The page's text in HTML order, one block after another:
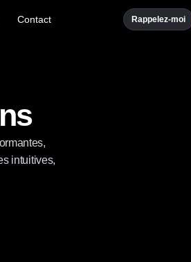
Contact Rappelez-moi
intuitives,